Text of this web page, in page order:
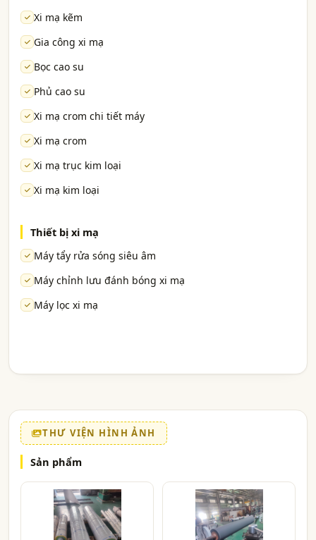
Xi mạ kẽm
Gia công xi mạ
Bọc cao su
Phủ cao su
Xi mạ crom chi tiết máy
Xi mạ crom
Xi mạ trục kim loại
Xi mạ kim loại
Thiết bị xi mạ
Máy tẩy rửa sóng siêu âm
Máy chỉnh lưu đánh bóng xi mạ
Máy lọc xi mạ
THƯ VIỆN HÌNH ẢNH
Sản phẩm